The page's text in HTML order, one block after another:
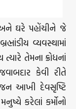
ઘરે પહોંચીને જે
વ્યવસ્થામાં
તેમના ક્રોધનાં
કેવી રીતે
આખી દેવસૃષ્ટિ
કરેલાં કર્મોનો